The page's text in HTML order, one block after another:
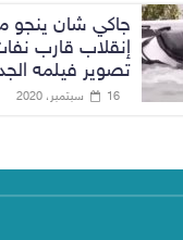
جاكي شان ينجو
إنقلاب قارب
تصوير فيلمه
16 سبتمبر، 2020